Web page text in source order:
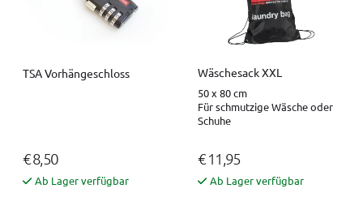
TSA Vorhängeschloss
€ 8,50
Ab Lager verfügbar
Wäschesack XXL
50 x 80 cm
Für schmutzige Wäsche oder
Schuhe
€ 11,95
Ab Lager verfügbar